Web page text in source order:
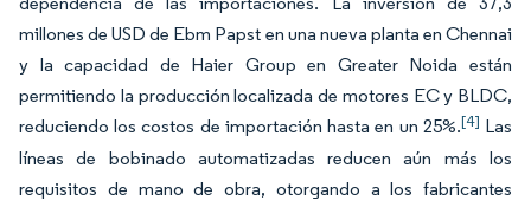
millones de USD de Ebm Papst en una nueva planta en Chennai
y la capacidad de Haier Group en Greater Noida están
permitiendo la producción localizada de motores EC y BLDC,
reduciendo los costos de importación hasta en un 25%.[4] Las
líneas de bobinado automatizadas reducen aún más los
requisitos de mano de obra, otorgando a los fabricantes